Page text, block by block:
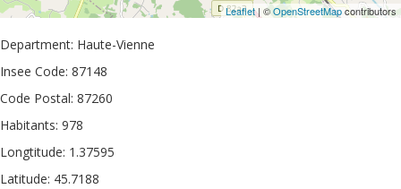
Leaflet| ©OpenStreetMapcontributors
Department: Haute-Vienne
Insee Code: 87148
Code Postal: 87260
Habitants: 978
Longtitude: 1.37595
Latitude: 45.7188